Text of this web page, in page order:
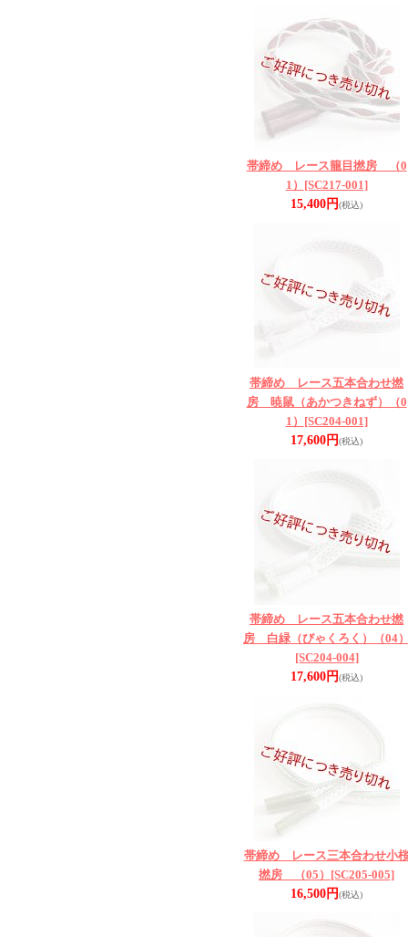
帯締め レース籠目撚房 （0
1） [SC217-001]
15,400円(税込)
帯締め レース五本合わせ撚
房 暁鼠（あかつきねず）（0
1） [SC204-001]
17,600円(税込)
帯締め レース五本合わせ撚
房 白緑（びゃくろく）（04
[SC204-004]
17,600円(税込)
帯締め レース三本合わせ小
撚房 （05） [SC205-005]
16,500円(税込)